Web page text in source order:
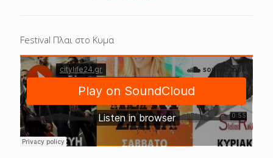
Festival Πλαι στο Κυμα